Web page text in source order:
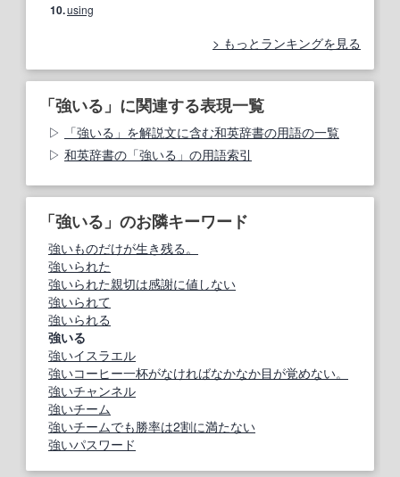
10.using
もっとランキングを見る
「強いる」に関連する表現一覧
「強いる」を解説文に含む和英辞書の用語の一覧
和英辞書の「強いる」の用語索引
「強いる」のお隣キーワード
強いものだけが生き残る。
強いられた
強いられた親切は感謝に値しない
強いられて
強いられる
強いる
強いイスラエル
強いコーヒー一杯がなければなかなか目が覚めない。
強いチャンネル
強いチーム
強いチームでも勝率は2割に満たない
強いパスワード